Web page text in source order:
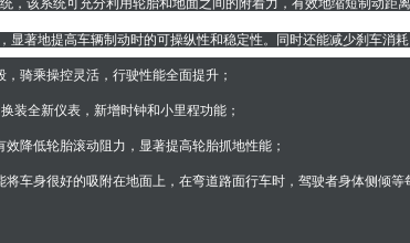
，该系统可充分利用轮胎和地面之间的附着力，有效地缩短制动
著地提高车辆制动时的可操纵性和稳定性。同时还能减少刹车消
骑乘操控灵活，行驶性能全面提升；
装全新仪表，新增时钟和小里程功能；
降低轮胎滚动阻力，显著提高轮胎抓地性能；
车身很好的吸附在地面上，在弯道路面行车时，驾驶者身体侧倾